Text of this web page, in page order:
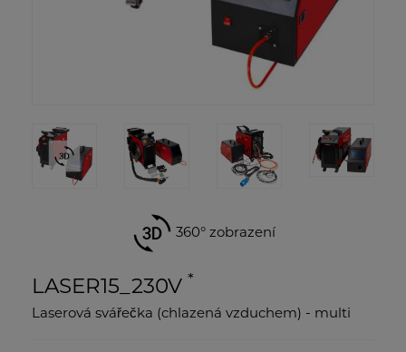
360° zobrazení
LASER15_230V *
Laserová svářečka (chlazená vzduchem) - multi